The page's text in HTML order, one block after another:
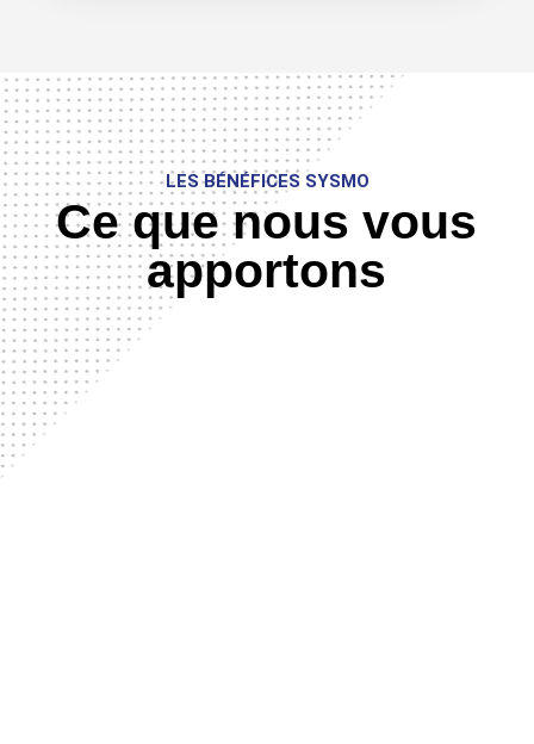
LES BÉNÉFICES SYSMO
Ce que nous vous
apportons